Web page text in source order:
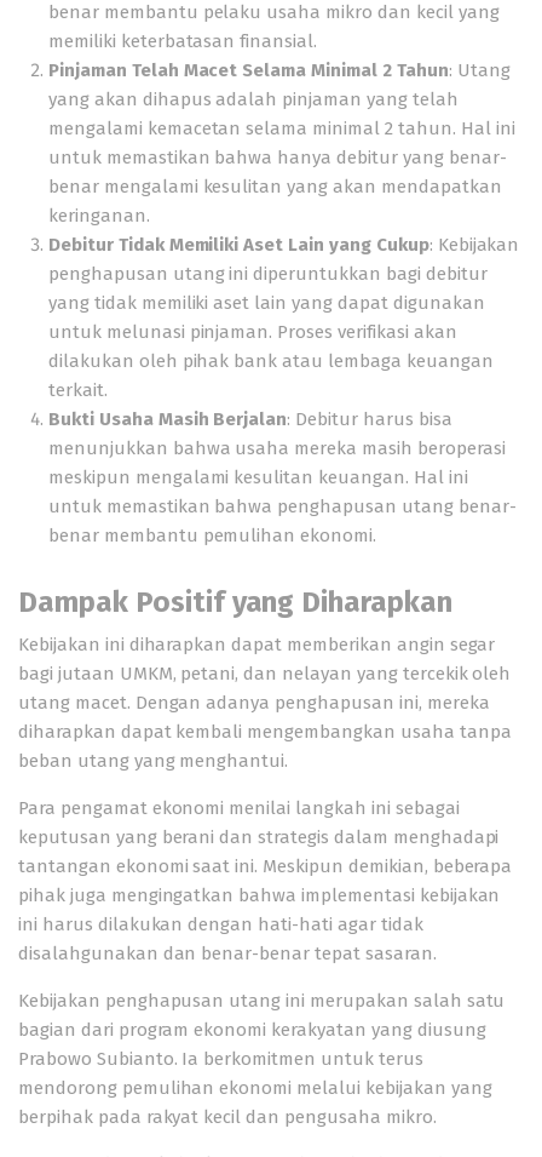
benar membantu pelaku usaha mikro dan kecil yang
memiliki keterbatasan finansial.
Pinjaman Telah Macet Selama Minimal 2 Tahun: Utang
yang akan dihapus adalah pinjaman yang telah
mengalami kemacetan selama minimal 2 tahun. Hal ini
untuk memastikan bahwa hanya debitur yang benar-
benar mengalami kesulitan yang akan mendapatkan
keringanan.
Debitur Tidak Memiliki Aset Lain yang Cukup: Kebijakan
penghapusan utang ini diperuntukkan bagi debitur
yang tidak memiliki aset lain yang dapat digunakan
untuk melunasi pinjaman. Proses verifikasi akan
dilakukan oleh pihak bank atau lembaga keuangan
terkait.
Bukti Usaha Masih Berjalan: Debitur harus bisa
menunjukkan bahwa usaha mereka masih beroperasi
meskipun mengalami kesulitan keuangan. Hal ini
untuk memastikan bahwa penghapusan utang benar-
benar membantu pemulihan ekonomi.
Dampak Positif yang Diharapkan
Kebijakan ini diharapkan dapat memberikan angin segar
bagi jutaan UMKM, petani, dan nelayan yang tercekik oleh
utang macet. Dengan adanya penghapusan ini, mereka
diharapkan dapat kembali mengembangkan usaha tanpa
beban utang yang menghantui.
Para pengamat ekonomi menilai langkah ini sebagai
keputusan yang berani dan strategis dalam menghadapi
tantangan ekonomi saat ini. Meskipun demikian, beberapa
pihak juga mengingatkan bahwa implementasi kebijakan
ini harus dilakukan dengan hati-hati agar tidak
disalahgunakan dan benar-benar tepat sasaran.
Kebijakan penghapusan utang ini merupakan salah satu
bagian dari program ekonomi kerakyatan yang diusung
Prabowo Subianto. Ia berkomitmen untuk terus
mendorong pemulihan ekonomi melalui kebijakan yang
berpihak pada rakyat kecil dan pengusaha mikro.